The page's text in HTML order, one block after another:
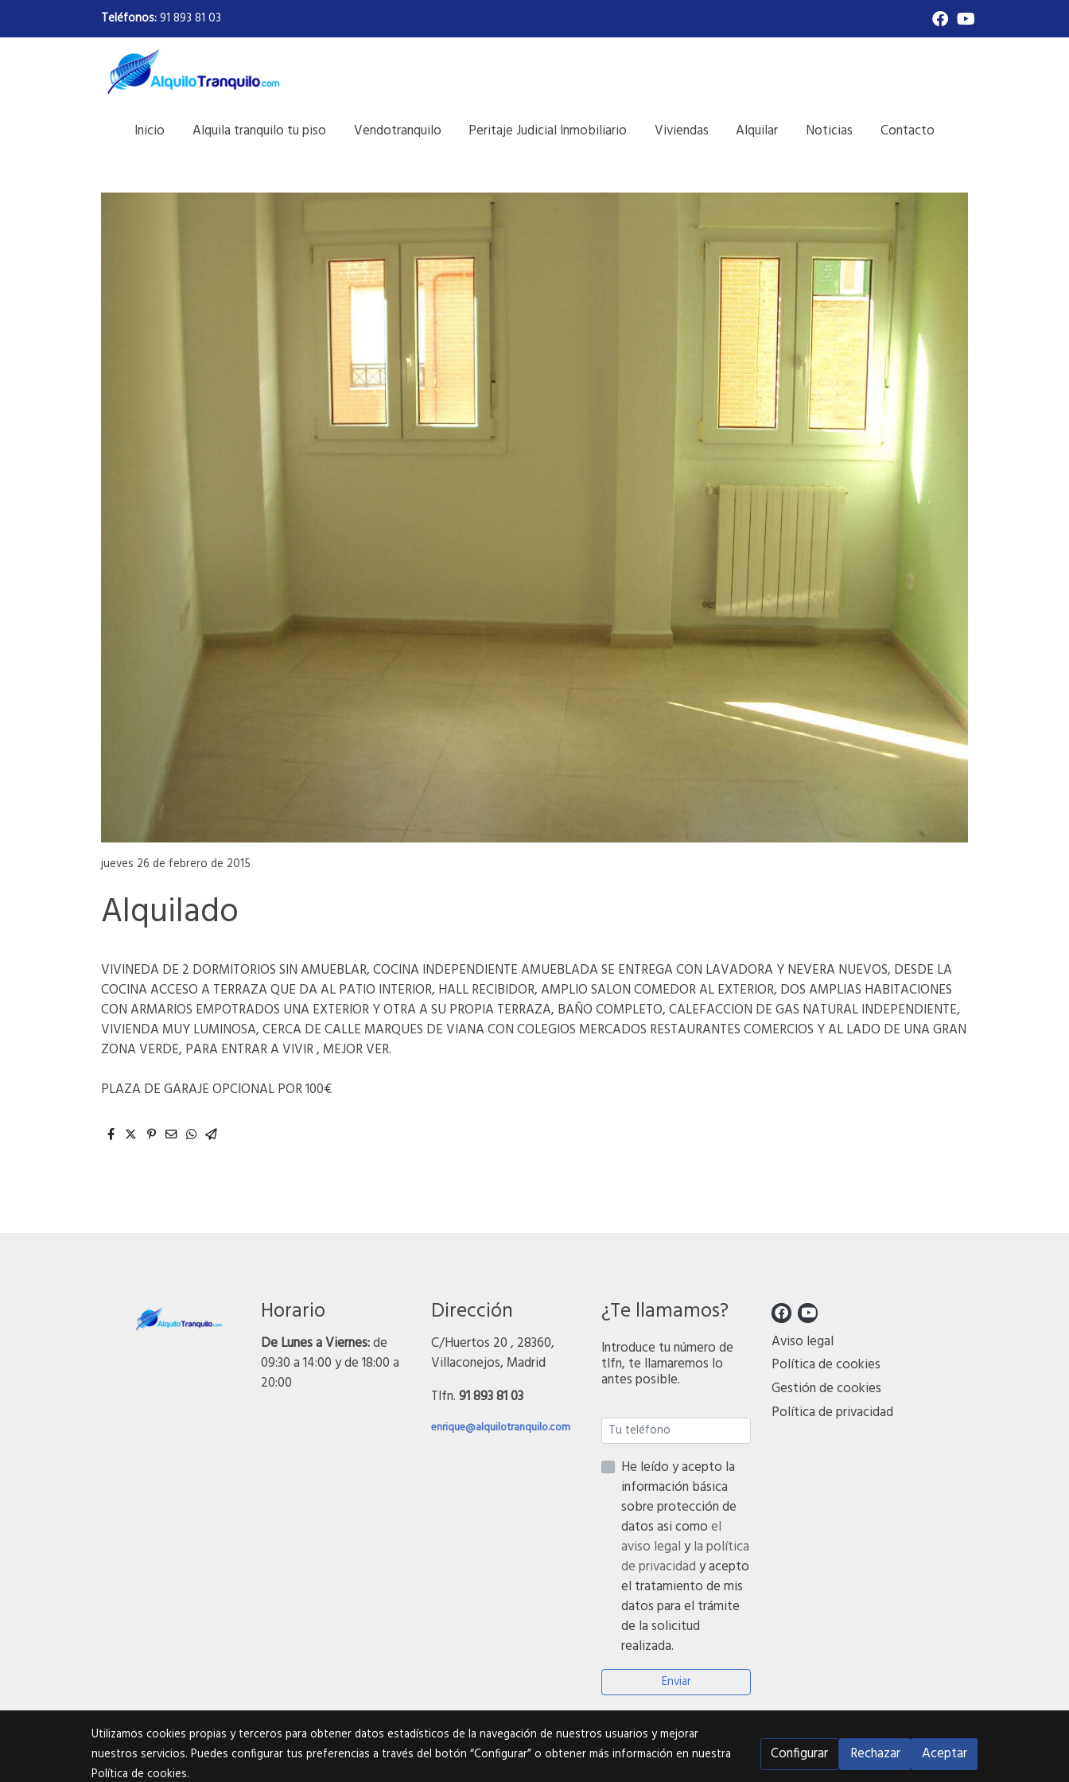
Teléfonos:91 893 81 03
Inicio Alquila tranquilo tu piso Vendotranquilo Peritaje Judicial Inmobiliario Viviendas Alquilar Noticias Contacto
jueves 26 de febrero de 2015
Alquilado
VIVINEDA DE 2 DORMITORIOS SIN AMUEBLAR, COCINA INDEPENDIENTE AMUEBLADA SE ENTREGA CON LAVADORA Y NEVERA NUEVOS, DESDE LA
COCINA ACCESO A TERRAZA QUE DA AL PATIO INTERIOR, HALL RECIBIDOR, AMPLIO SALON COMEDOR AL EXTERIOR, DOS AMPLIAS HABITACIONES
CON ARMARIOS EMPOTRADOS UNA EXTERIOR Y OTRA A SU PROPIA TERRAZA, BAÑO COMPLETO, CALEFACCION DE GAS NATURAL INDEPENDIENTE,
VIVIENDA MUY LUMINOSA, CERCA DE CALLE MARQUES DE VIANA CON COLEGIOS MERCADOS RESTAURANTES COMERCIOS Y AL LADO DE UNA GRAN
ZONA VERDE, PARA ENTRAR A VIVIR , MEJOR VER.
PLAZA DE GARAJE OPCIONAL POR 100€
Horario
De Lunes a Viernes:de
09:30 a 14:00 y de 18:00 a
20:00
Dirección
C/Huertos 20 , 28360,
Villaconejos, Madrid
Tlfn.91 893 81 03
enrique@alquilotranquilo.com
¿Te llamamos?
Introduce tu número de
tlfn, te llamaremos lo
antes posible.
He leído y acepto la
información básica
sobre protección de
datos asi comoel
aviso legalyla política
de privacidady acepto
el tratamiento de mis
datos para el trámite
de la solicitud
realizada.
Enviar
Aviso legal
Política de cookies
Gestión de cookies
Política de privacidad
Utilizamos cookies propias y terceros para obtener datos estadísticos de la navegación de nuestros usuarios y mejorar
nuestros servicios. Puedes configurar tus preferencias a través del botón “Configurar” o obtener más información en nuestra
Política de cookies.
Configurar Rechazar Aceptar